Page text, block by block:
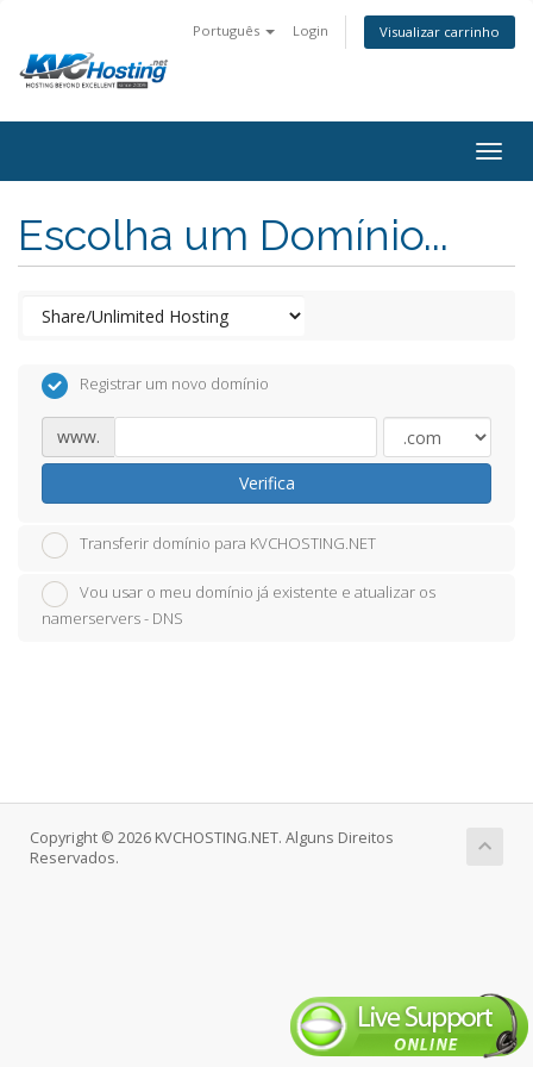
Português Login Visualizar carrinho
Escolha um Domínio...
Registrar um novo domínio
www.
Verifica
Transferir domínio para KVCHOSTING.NET
Vou usar o meu domínio já existente e atualizar os
namerservers - DNS
Copyright © 2026 KVCHOSTING.NET. Alguns Direitos
Reservados.